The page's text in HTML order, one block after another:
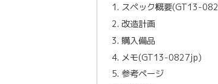
スペック概要(GT13-
改造計画
購入備品
メモ(GT13-0827jp)
参考ページ